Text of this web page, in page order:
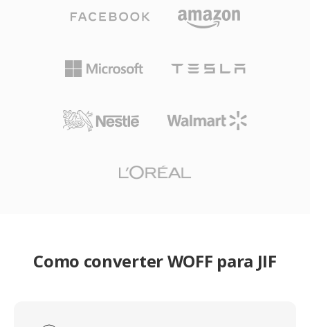
Como converter WOFF para JIF